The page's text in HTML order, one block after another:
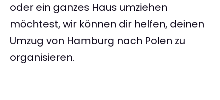
oder ein ganzes Haus umziehen
möchtest, wir können dir helfen, deinen
Umzug von Hamburg nach Polen zu
organisieren.